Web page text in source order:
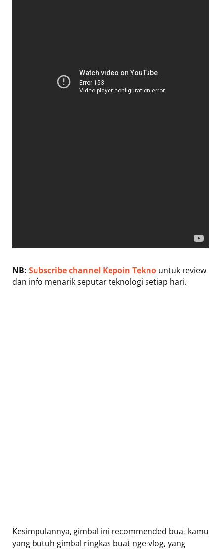
NB: Subscribe channel Kepoin Tekno untuk review
dan info menarik seputar teknologi setiap hari.
Kesimpulannya, gimbal ini recommended buat kamu
yang butuh gimbal ringkas buat nge-vlog, yang